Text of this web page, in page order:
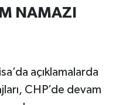
NAMAZI
açıklamalarda
CHP’de devam